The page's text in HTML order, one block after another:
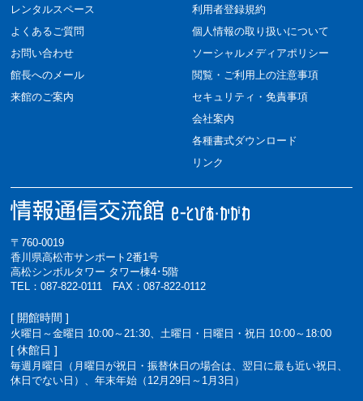
レンタルスペース
よくあるご質問
お問い合わせ
館長へのメール
来館のご案内
利用者登録規約
個人情報の取り扱いについて
ソーシャルメディアポリシー
閲覧・ご利用上の注意事項
セキュリティ・免責事項
会社案内
各種書式ダウンロード
リンク
〒760-0019
香川県高松市サンポート2番1号
高松シンボルタワー タワー棟4･5階
TEL：087-822-0111 FAX：087-822-0112
[ 開館時間 ]
火曜日～金曜日 10:00～21:30、土曜日・日曜日・祝日 10:00～18:00
[ 休館日 ]
毎週月曜日（月曜日が祝日・振替休日の場合は、翌日に最も近い祝日、
休日でない日）、年末年始（12月29日～1月3日）